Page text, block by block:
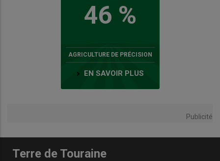
46 %
AGRICULTURE DE PRÉCISION
EN SAVOIR PLUS
Publicité
Terre de Touraine